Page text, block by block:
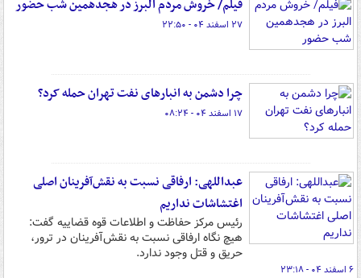
فیلم/ خروش مردم البرز در هجدهمین شب حضور
۲۷ اسفند ۰۴ - ۲۲:۵۰
چرا دشمن به انبارهای نفت تهران حمله کرد؟
۱۷ اسفند ۰۴ - ۰۸:۲۴
عبداللهی: ارفاقی نسبت به نقش‌آفرینان اصلی
اغتشاشات نداریم
رئیس مرکز حفاظت و اطلاعات قوه قضاییه گفت:
هیچ نگاه ارفاقی نسبت به نقش‌آفرینان در ترور،
حریق و قتل وجود ندارد.
۶ اسفند ۰۴ - ۲۳:۱۸